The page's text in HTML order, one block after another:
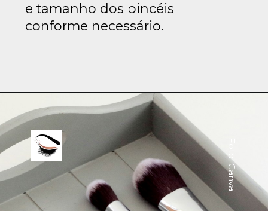
e tamanho dos pincéis
conforme necessário.
Foto: Canva